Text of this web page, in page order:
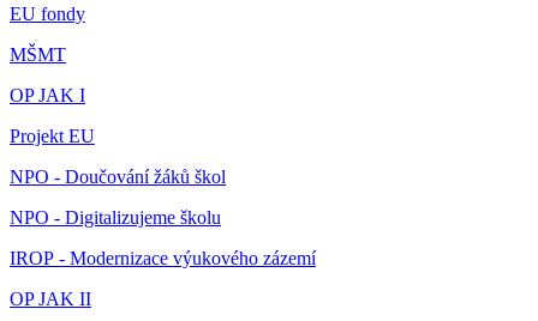
EU fondy
MŠMT
OP JAK I
Projekt EU
NPO - Doučování žáků škol
NPO - Digitalizujeme školu
IROP - Modernizace výukového zázemí
OP JAK II